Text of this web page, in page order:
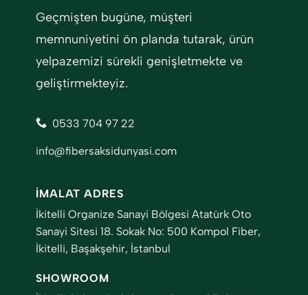
Geçmişten bugüne, müşteri
memnuniyetini ön planda tutarak, ürün
yelpazemizi sürekli genişletmekte ve
geliştirmekteyiz.
0533 704 97 22
info@fibersaksidunyasi.com
İMALAT ADRES
İkitelli Organize Sanayi Bölgesi Atatürk Oto
Sanayi Sitesi 18. Sokak No: 500 Kompol Fiber,
İkitelli, Başakşehir, İstanbul
SHOWROOM